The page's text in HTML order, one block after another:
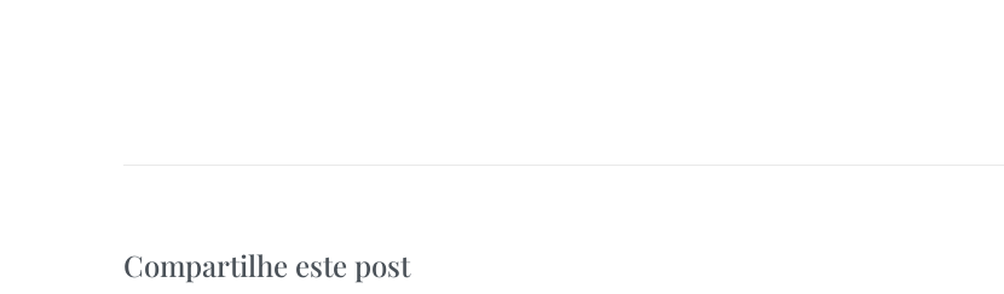
Compartilhe este post